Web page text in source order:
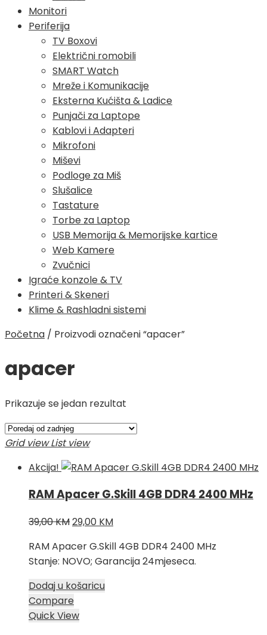
Monitori
Periferija
TV Boxovi
Električni romobili
SMART Watch
Mreže i Komunikacije
Eksterna Kućišta & Ladice
Punjači za Laptope
Kablovi i Adapteri
Mikrofoni
Miševi
Podloge za Miš
Slušalice
Tastature
Torbe za Laptop
USB Memorija & Memorijske kartice
Web Kamere
Zvučnici
Igraće konzole & TV
Printeri & Skeneri
Klime & Rashladni sistemi
Početna / Proizvodi označeni “apacer”
apacer
Prikazuje se jedan rezultat
Grid view List view
Akcija!
RAM Apacer G.Skill 4GB DDR4 2400 MHz
39,00KMIzvorna
bila
je:
39,00 KM.
29,00 KMTrenutna
je:
29,00 KM.
RAM Apacer G.Skill 4GB DDR4 2400 MHz
Stanje: NOVO; Garancija 24mjeseca.
Dodaj u košaricu
Compare
Quick View